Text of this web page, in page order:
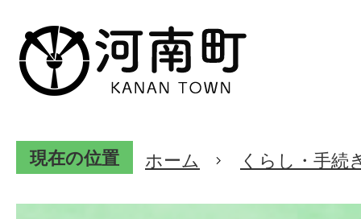
現在の位置 ホーム くらし・手続